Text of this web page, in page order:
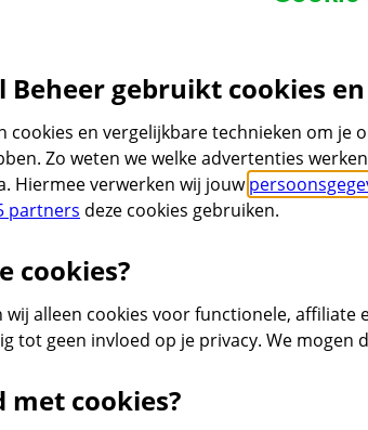
Beheer gebruikt cookies
cookies en vergelijkbare technieken om je
Zo weten we welke advertenties
Hiermee verwerken wij jouw
partners deze cookies gebruiken.
cookies?
wij alleen cookies voor functionele,
tot geen invloed op je privacy. We
met cookies?